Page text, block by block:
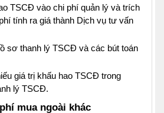
TSCĐ vào chi phí quản lý và trích
tính ra giá thành Dịch vụ tư vấn
sơ thanh lý TSCĐ và các bút toán
giá trị khấu hao TSCĐ trong
lý TSCĐ.
mua ngoài khác